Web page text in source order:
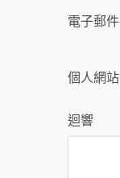
電子郵件
個人網站
迴響